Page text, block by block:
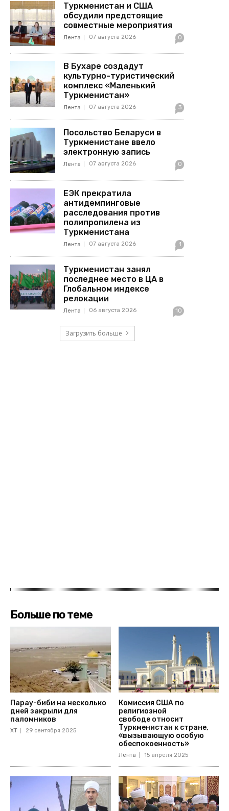
Туркменистан и США
обсудили предстоящие
совместные мероприятия
Лента 07 августа 2026 0
В Бухаре создадут
культурно-туристический
комплекс «Маленький
Туркменистан»
Лента 07 августа 2026 3
Посольство Беларуси в
Туркменистане ввело
электронную запись
Лента 07 августа 2026 0
ЕЭК прекратила
антидемпинговые
расследования против
полипропилена из
Туркменистана
Лента 07 августа 2026 1
Туркменистан занял
последнее место в ЦА в
Глобальном индексе
релокации
Лента 06 августа 2026 10
Загрузить больше
Больше по теме
Парау-биби на несколько
дней закрыли для
паломников
ХТ 29 сентября 2025
Комиссия США по
религиозной
свободе относит
Туркменистан к стране,
«вызывающую особую
обеспокоенность»
Лента 15 апреля 2025